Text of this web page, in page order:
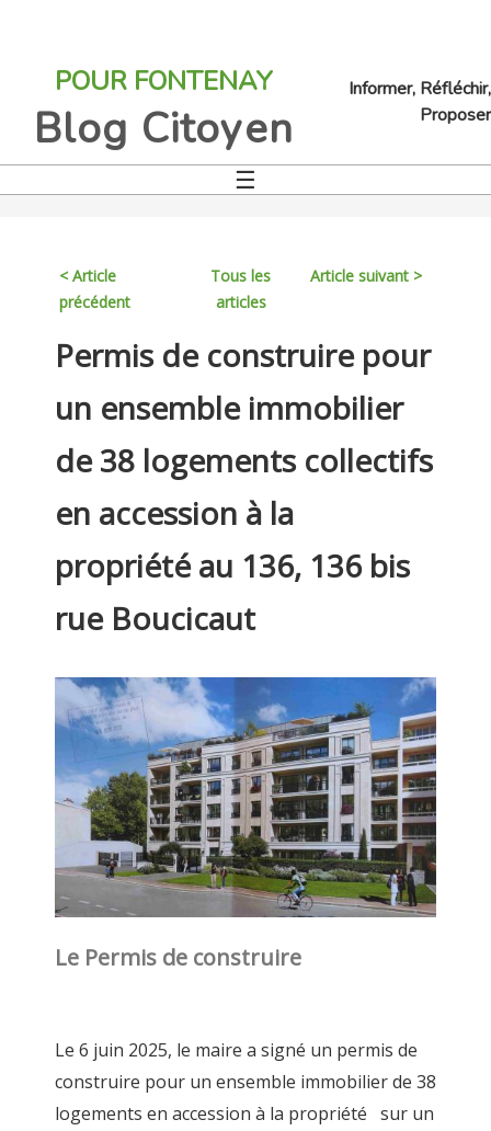
navigationPOUR FONTENAY
Blog Citoyen
Informer, Réfléchir,
Proposer
☰
< Article
précédent
Tous les
articles
Article suivant >
Back
toPermis de construire pour
un ensemble immobilier
de 38 logements collectifs
en accession à la
propriété au 136, 136 bis
rue Boucicaut
Le Permis de construire
Le 6 juin 2025, le maire a signé un permis de
construire pour un ensemble immobilier de 38
logements en accession à la propriété sur un